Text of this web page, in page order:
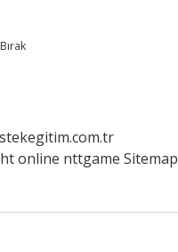
online nttgame Sitemap